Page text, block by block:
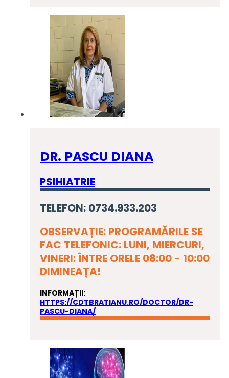
DR. PASCU DIANA
PSIHIATRIE
TELEFON: 0734.933.203
OBSERVAȚIE: PROGRAMĂRILE SE
FAC TELEFONIC: LUNI, MIERCURI,
VINERI: ÎNTRE ORELE 08:00 - 10:00
DIMINEAȚA!
INFORMAȚII:
HTTPS://CDTBRATIANU.RO/DOCTOR/DR-
PASCU-DIANA/